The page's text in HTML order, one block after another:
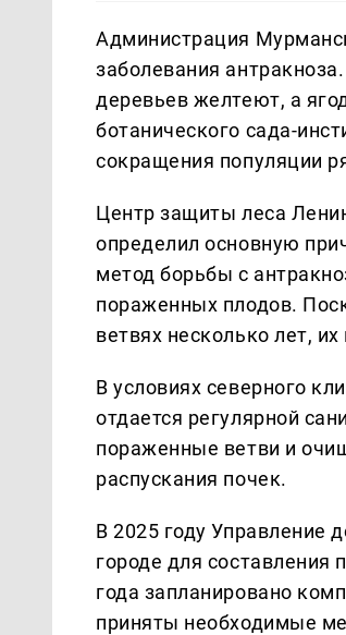
Администрация
заболевания
деревьев желтеют, а
ботанического сада-
сокращения популяции
Центр защиты леса
определил основную
метод борьбы с
пораженных плодов.
ветвях несколько лет,
В условиях северного
отдается регулярной
пораженные ветви и
распускания почек.
В 2025 году Управление
городе для составления
года запланировано
приняты необходимые